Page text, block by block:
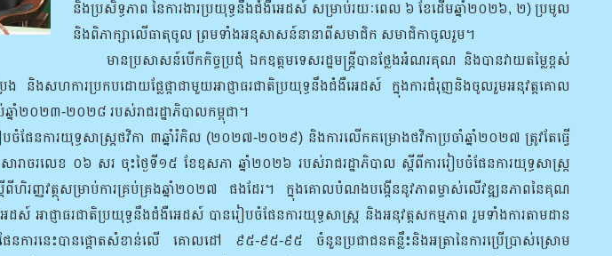
និងប្រសិទ្ធភាព នៃការងារប្រយុទ្ធនឹងជំងឺអេដស៍ សម្រាប់រយៈពេល ៦ ខែដើមឆ្នាំ២០២៦, ២) ប្រមូល
និងពិភាក្សាលើធាតុចូល ព្រមទាំងអនុសាសន៍នានាពីសមាជិក សមាជិកាចូលរួម។
មានប្រសាសន៍បើកកិច្ចប្រជុំ ឯកឧត្តមទេសរដ្ឋមន្រ្តីបានថ្លែងអំណរគុណ និងបានវាយតម្លៃខ្ពស់
និងសហការប្រកបដោយផ្លែផ្កាជាមួយអាជ្ញាធរជាតិប្រយុទ្ធនឹងជំងឺអេដស៍ ក្នុងការជំរុញនិងចូលរួមអនុវត្តគោល
ាំ២០២៣-២០២៨ របស់រាជរដ្ឋាភិបាលកម្ពុជា។
បចំផែនការយុទ្ធសាស្ត្រថវិកា ៣ឆ្នាំរំកិល (២០២៧-២០២៩) និងការលើកគម្រោងថវិកាប្រចាំឆ្នាំ២០២៧ ត្រូវតែធ្វើ
ចរលេខ ០៦ សរ ចុះថ្ងៃទី១៥ ខែឧសភា ឆ្នាំ២០២៦ របស់រាជរដ្ឋាភិបាល ស្តីពីការរៀបចំផែនការយុទ្ធសាស្ត្រ
ហិរញ្ញវត្ថុសម្រាប់ការគ្រប់គ្រងឆ្នាំ២០២៧ ផងដែរ។ ក្នុងគោលបំណងបង្កើននូវភាពម្ចាស់លើវឌ្ឍនភាពនៃគុណ
អាជ្ញាធរជាតិប្រយុទ្ធនឹងជំងឺអេដស៍ បានរៀបចំផែនការយុទ្ធសាស្ត្រ និងអនុវត្តសកម្មភាព រួមទាំងការតាមដាន
នការនេះបានផ្តោតសំខាន់លើ គោលដៅ ៩៥-៩៥-៩៥ ចំនួនប្រជាជនគន្លឹះនិងអត្រានៃការប្រើប្រាស់ស្រោម